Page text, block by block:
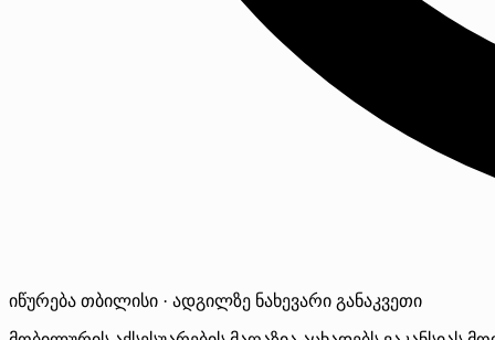
იწურება თბილისი · ადგილზე ნახევარი განაკვეთი